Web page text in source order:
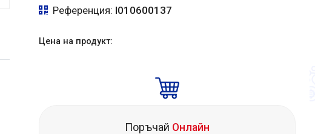
Референция: I010600137
Цена на продукт:
Поръчай Онлайн